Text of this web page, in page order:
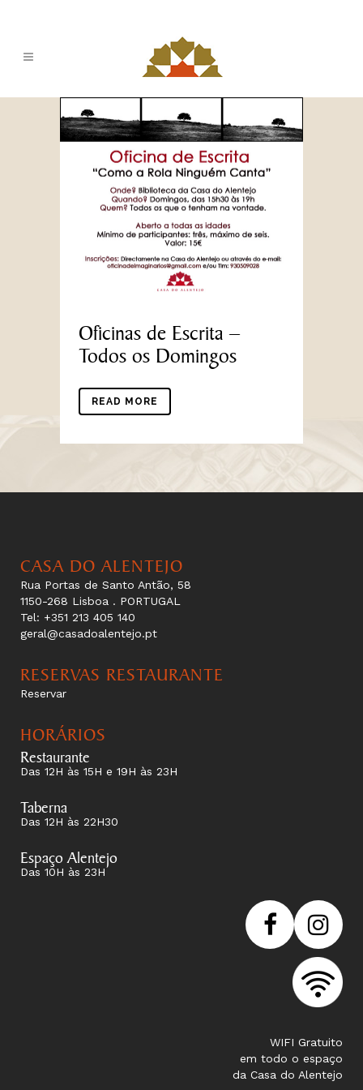
Oficinas de Escrita –
Todos os Domingos
READ MORE
CASA DO ALENTEJO
Rua Portas de Santo Antão, 58
1150-268 Lisboa . PORTUGAL
Tel: +351 213 405 140
geral@casadoalentejo.pt
RESERVAS RESTAURANTE
Reservar
HORÁRIOS
Restaurante
Das 12H às 15H e 19H às 23H
Taberna
Das 12H às 22H30
Espaço Alentejo
Das 10H às 23H
WIFI Gratuito
em todo o espaço
da Casa do Alentejo